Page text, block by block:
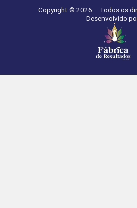
Copyright © 2026 – Todos os
Desenvolvido